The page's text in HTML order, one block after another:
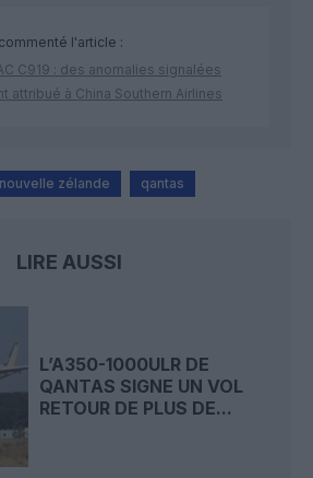
l'article :
C919 : des anomalies signalées
attribué à China Southern Airlines
nouvelle zélande qantas
LIRE AUSSI
L’A350-1000ULR DE
QANTAS SIGNE UN VOL
RETOUR DE PLUS DE...